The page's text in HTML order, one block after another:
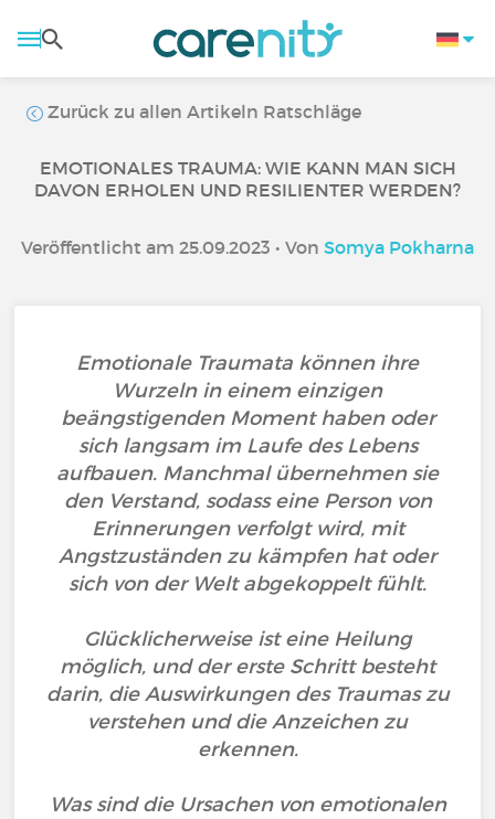
Zurück zu allen Artikeln Ratschläge
EMOTIONALES TRAUMA: WIE KANN MAN SICH
DAVON ERHOLEN UND RESILIENTER WERDEN?
Veröffentlicht am 25.09.2023 • Von Somya Pokharna
Emotionale Traumata können ihre
Wurzeln in einem einzigen
beängstigenden Moment haben oder
sich langsam im Laufe des Lebens
aufbauen. Manchmal übernehmen sie
den Verstand, sodass eine Person von
Erinnerungen verfolgt wird, mit
Angstzuständen zu kämpfen hat oder
sich von der Welt abgekoppelt fühlt.
Glücklicherweise ist eine Heilung
möglich, und der erste Schritt besteht
darin, die Auswirkungen des Traumas zu
verstehen und die Anzeichen zu
erkennen.
Was sind die Ursachen von emotionalen